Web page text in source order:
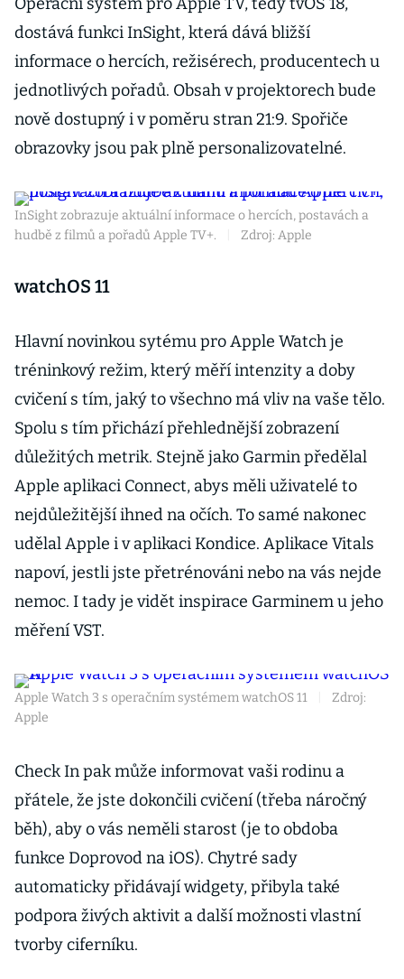
dostává funkci InSight, která dává bližší
informace o hercích, režisérech, producentech u
jednotlivých pořadů. Obsah v projektorech bude
nově dostupný i v poměru stran 21:9. Spořiče
obrazovky jsou pak plně personalizovatelné.
InSight zobrazuje aktuální informace o hercích, postavách a
hudbě z filmů a pořadů Apple TV+.
Zdroj: Apple
watchOS 11
Hlavní novinkou sytému pro Apple Watch je
tréninkový režim, který měří intenzity a doby
cvičení s tím, jaký to všechno má vliv na vaše tělo.
Spolu s tím přichází přehlednější zobrazení
důležitých metrik. Stejně jako Garmin předělal
Apple aplikaci Connect, abys měli uživatelé to
nejdůležitější ihned na očích. To samé nakonec
udělal Apple i v aplikaci Kondice. Aplikace Vitals
napoví, jestli jste přetrénováni nebo na vás nejde
nemoc. I tady je vidět inspirace Garminem u jeho
měření VST.
Apple Watch 3 s operačním systémem watchOS 11
Zdroj:
Apple
Check In pak může informovat vaši rodinu a
přátele, že jste dokončili cvičení (třeba náročný
běh), aby o vás neměli starost (je to obdoba
funkce Doprovod na iOS). Chytré sady
automaticky přidávají widgety, přibyla také
podpora živých aktivit a další možnosti vlastní
tvorby ciferníku.